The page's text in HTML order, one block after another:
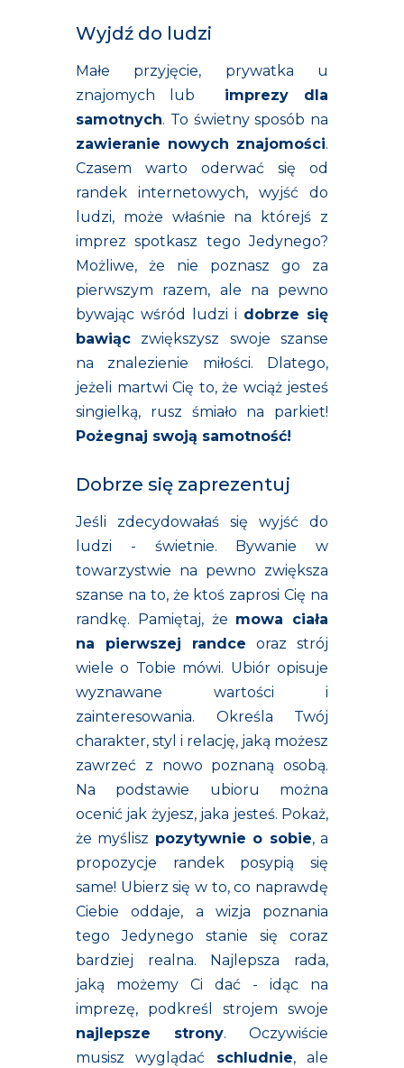
Wyjdź do ludzi
Małe przyjęcie, prywatka u
znajomych lub imprezy dla
samotnych. To świetny sposób na
zawieranie nowych znajomości.
Czasem warto oderwać się od
randek internetowych, wyjść do
ludzi, może właśnie na którejś z
imprez spotkasz tego Jedynego?
Możliwe, że nie poznasz go za
pierwszym razem, ale na pewno
bywając wśród ludzi i dobrze się
bawiąc zwiększysz swoje szanse
na znalezienie miłości. Dlatego,
jeżeli martwi Cię to, że wciąż jesteś
singielką, rusz śmiało na parkiet!
Pożegnaj swoją samotność!
Dobrze się zaprezentuj
Jeśli zdecydowałaś się wyjść do
ludzi - świetnie. Bywanie w
towarzystwie na pewno zwiększa
szanse na to, że ktoś zaprosi Cię na
randkę. Pamiętaj, że mowa ciała
na pierwszej randce oraz strój
wiele o Tobie mówi. Ubiór opisuje
wyznawane wartości i
zainteresowania. Określa Twój
charakter, styl i relację, jaką możesz
zawrzeć z nowo poznaną osobą.
Na podstawie ubioru można
ocenić jak żyjesz, jaka jesteś. Pokaż,
że myślisz pozytywnie o sobie, a
propozycje randek posypią się
same! Ubierz się w to, co naprawdę
Ciebie oddaje, a wizja poznania
tego Jedynego stanie się coraz
bardziej realna. Najlepsza rada,
jaką możemy Ci dać - idąc na
imprezę, podkreśl strojem swoje
najlepsze strony. Oczywiście
musisz wyglądać schludnie, ale